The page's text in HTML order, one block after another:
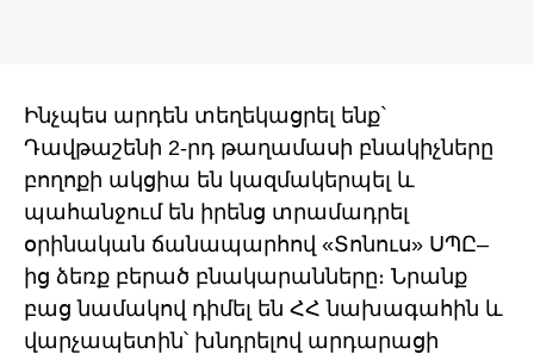
Ինչպես արդեն տեղեկացրել ենք`
Դավթաշենի 2-րդ թաղամասի բնակիչները
բողոքի ակցիա են կազմակերպել և
պահանջում են իրենց տրամադրել
օրինական ճանապարհով «Տոնուս» ՍՊԸ–
ից ձեռք բերած բնակարանները։ Նրանք
բաց նամակով դիմել են ՀՀ նախագահին և
վարչապետին՝ խնդրելով արդարացի